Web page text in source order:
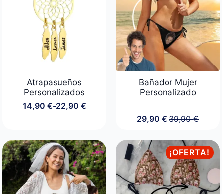
Atrapasueños
Personalizados
14,90 €-22,90 €
Rango
desde
14,90 €
hasta
22,90 €
Bañador Mujer
Personalizado
39,90€
El
original
era:
39,90 €.
29,90 € El
actual
es:
29,90 €.
¡OFERTA!